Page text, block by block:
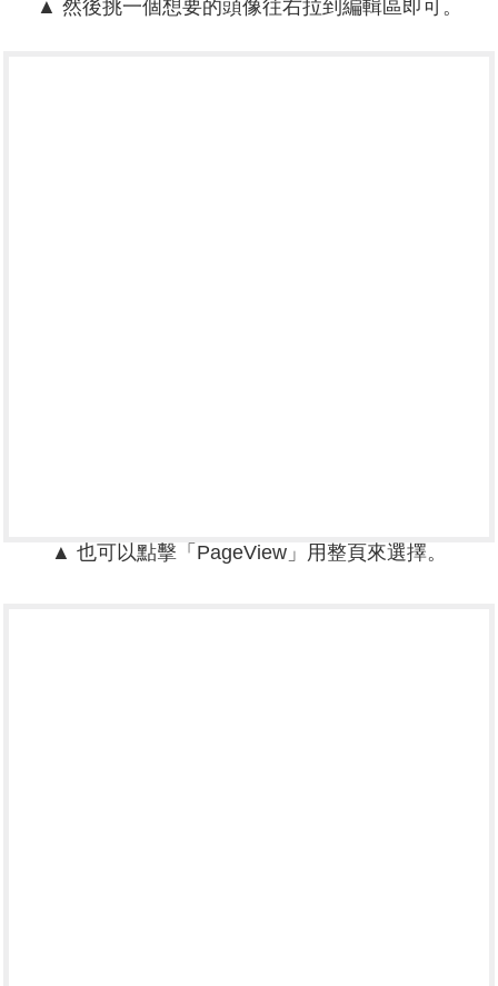
▲ 然後挑一個想要的頭像往右拉到編輯區即可。
▲ 也可以點擊「PageView」用整頁來選擇。